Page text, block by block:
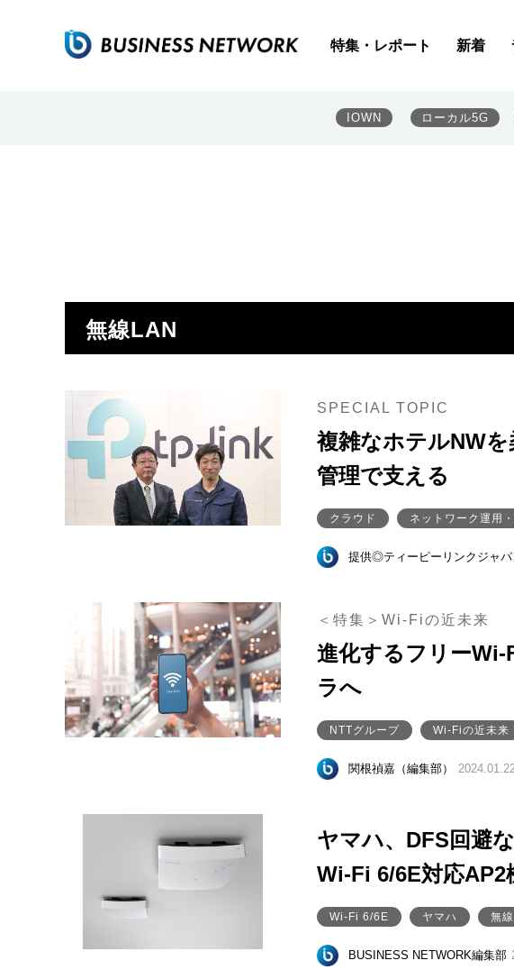
特集・レポート 新着
IOWN ローカル5G
無線LAN
SPECIAL TOPIC
複雑なホテルNW
管理で支える
クラウド ネットワーク運用
提供◎ティーピーリンクジャパ
＜特集＞Wi-Fiの近未来
進化するフリー
ラへ
NTTグループ Wi-Fiの近未来
関根禎嘉（編集部）
ヤマハ、DFS回避
Wi-Fi 6/6E対応AP2
Wi-Fi 6/6E ヤマハ 無
BUSINESS NETWORK編集部